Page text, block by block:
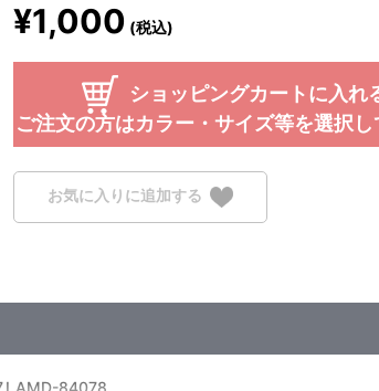
¥1,000 (税込)
ショッピングカートに入れ
ご注文の方はカラー・サイズ等を選択
お気に入りに追加する
84078